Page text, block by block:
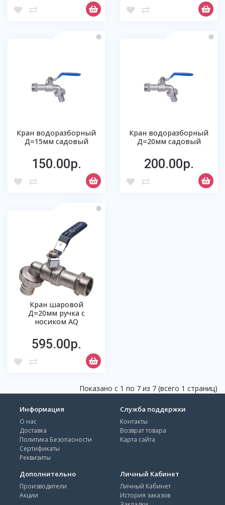
Кран водоразборный
Д=15мм садовый
150.00р.
Кран водоразборный
Д=20мм садовый
200.00р.
Кран шаровой
Д=20мм ручка с
носиком AQ
595.00р.
Показано с 1 по 7 из 7 (всего 1 страниц)
Информация
О нас
Доставка
Политика Безопасности
Сертификаты
Реквизиты
Служба поддержки
Контакты
Возврат товара
Карта сайта
Дополнительно
Производители
Акции
Личный Кабинет
Личный Кабинет
История заказов